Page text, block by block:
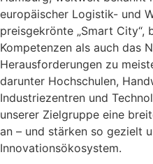
europäischer Logistik- und
preisgekrönte „Smart City“,
Kompetenzen als auch das
Herausforderungen zu
darunter Hochschulen,
Industriezentren und
unserer Zielgruppe eine
an – und stärken so gezielt
Innovationsökosystem.